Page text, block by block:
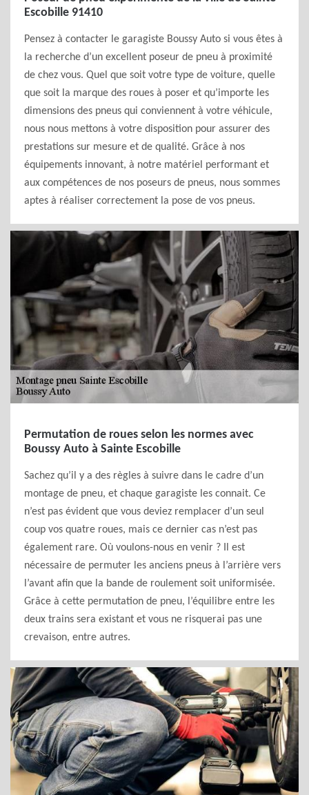
Escobille 91410
Pensez à contacter le garagiste Boussy Auto si vous êtes à
la recherche d’un excellent poseur de pneu à proximité
de chez vous. Quel que soit votre type de voiture, quelle
que soit la marque des roues à poser et qu’importe les
dimensions des pneus qui conviennent à votre véhicule,
nous nous mettons à votre disposition pour assurer des
prestations sur mesure et de qualité. Grâce à nos
équipements innovant, à notre matériel performant et
aux compétences de nos poseurs de pneus, nous sommes
aptes à réaliser correctement la pose de vos pneus.
Permutation de roues selon les normes avec
Boussy Auto à Sainte Escobille
Sachez qu’il y a des règles à suivre dans le cadre d’un
montage de pneu, et chaque garagiste les connait. Ce
n’est pas évident que vous deviez remplacer d’un seul
coup vos quatre roues, mais ce dernier cas n’est pas
également rare. Où voulons-nous en venir ? Il est
nécessaire de permuter les anciens pneus à l’arrière vers
l’avant afin que la bande de roulement soit uniformisée.
Grâce à cette permutation de pneu, l’équilibre entre les
deux trains sera existant et vous ne risquerai pas une
crevaison, entre autres.